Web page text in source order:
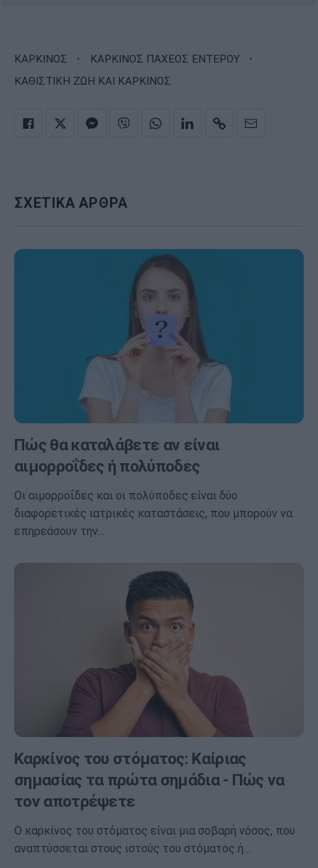
ΚΑΡΚΙΝΟΣ · ΚΑΡΚΙΝΟΣ ΠΑΧΕΟΣ ΕΝΤΕΡΟΥ ·
ΚΑΘΙΣΤΙΚΗ ΖΩΗ ΚΑΙ ΚΑΡΚΙΝΟΣ
ΣΧΕΤΙΚΑ ΑΡΘΡΑ
Πώς θα καταλάβετε αν είναι
αιμορροΐδες ή πολύποδες
Οι αιμορροΐδες και οι πολύποδες είναι δύο
διαφορετικές ιατρικές καταστάσεις, που μπορούν να
επηρεάσουν την…
Καρκίνος του στόματος: Καίριας
σημασίας τα πρώτα σημάδια - Πώς να
τον αποτρέψετε
Ο καρκίνος του στόματος είναι μια σοβαρή νόσος, που
αναπτύσσεται στους ιστούς του στόματος ή…